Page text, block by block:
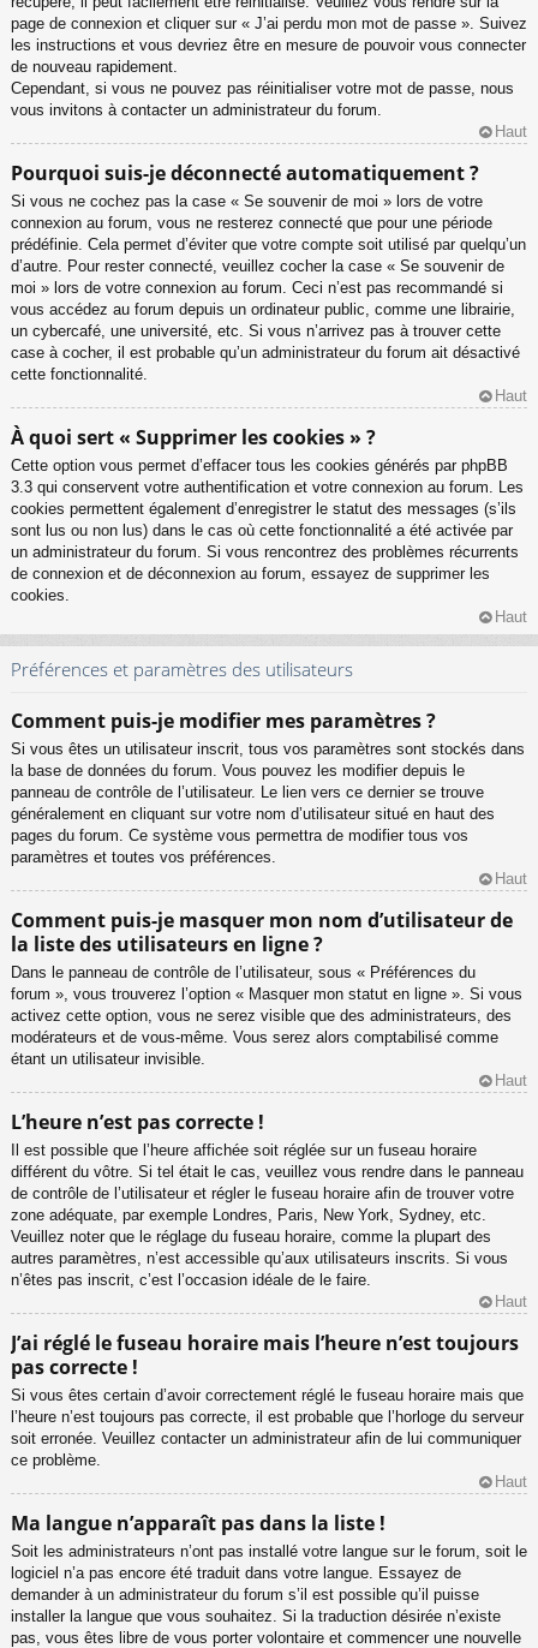
page de connexion et cliquer sur « J’ai perdu mon mot de passe ». Suivez
les instructions et vous devriez être en mesure de pouvoir vous connecter
de nouveau rapidement.
Cependant, si vous ne pouvez pas réinitialiser votre mot de passe, nous
vous invitons à contacter un administrateur du forum.
Haut
Pourquoi suis-je déconnecté automatiquement ?
Si vous ne cochez pas la case « Se souvenir de moi » lors de votre
connexion au forum, vous ne resterez connecté que pour une période
prédéfinie. Cela permet d’éviter que votre compte soit utilisé par quelqu’un
d’autre. Pour rester connecté, veuillez cocher la case « Se souvenir de
moi » lors de votre connexion au forum. Ceci n’est pas recommandé si
vous accédez au forum depuis un ordinateur public, comme une librairie,
un cybercafé, une université, etc. Si vous n’arrivez pas à trouver cette
case à cocher, il est probable qu’un administrateur du forum ait désactivé
cette fonctionnalité.
Haut
À quoi sert « Supprimer les cookies » ?
Cette option vous permet d’effacer tous les cookies générés par phpBB
3.3 qui conservent votre authentification et votre connexion au forum. Les
cookies permettent également d’enregistrer le statut des messages (s’ils
sont lus ou non lus) dans le cas où cette fonctionnalité a été activée par
un administrateur du forum. Si vous rencontrez des problèmes récurrents
de connexion et de déconnexion au forum, essayez de supprimer les
cookies.
Haut
Préférences et paramètres des utilisateurs
Comment puis-je modifier mes paramètres ?
Si vous êtes un utilisateur inscrit, tous vos paramètres sont stockés dans
la base de données du forum. Vous pouvez les modifier depuis le
panneau de contrôle de l’utilisateur. Le lien vers ce dernier se trouve
généralement en cliquant sur votre nom d’utilisateur situé en haut des
pages du forum. Ce système vous permettra de modifier tous vos
paramètres et toutes vos préférences.
Haut
Comment puis-je masquer mon nom d’utilisateur de
la liste des utilisateurs en ligne ?
Dans le panneau de contrôle de l’utilisateur, sous « Préférences du
forum », vous trouverez l’option « Masquer mon statut en ligne ». Si vous
activez cette option, vous ne serez visible que des administrateurs, des
modérateurs et de vous-même. Vous serez alors comptabilisé comme
étant un utilisateur invisible.
Haut
L’heure n’est pas correcte !
Il est possible que l’heure affichée soit réglée sur un fuseau horaire
différent du vôtre. Si tel était le cas, veuillez vous rendre dans le panneau
de contrôle de l’utilisateur et régler le fuseau horaire afin de trouver votre
zone adéquate, par exemple Londres, Paris, New York, Sydney, etc.
Veuillez noter que le réglage du fuseau horaire, comme la plupart des
autres paramètres, n’est accessible qu’aux utilisateurs inscrits. Si vous
n’êtes pas inscrit, c’est l’occasion idéale de le faire.
Haut
J’ai réglé le fuseau horaire mais l’heure n’est toujours
pas correcte !
Si vous êtes certain d’avoir correctement réglé le fuseau horaire mais que
l’heure n’est toujours pas correcte, il est probable que l’horloge du serveur
soit erronée. Veuillez contacter un administrateur afin de lui communiquer
ce problème.
Haut
Ma langue n’apparaît pas dans la liste !
Soit les administrateurs n’ont pas installé votre langue sur le forum, soit le
logiciel n’a pas encore été traduit dans votre langue. Essayez de
demander à un administrateur du forum s’il est possible qu’il puisse
installer la langue que vous souhaitez. Si la traduction désirée n’existe
pas, vous êtes libre de vous porter volontaire et commencer une nouvelle